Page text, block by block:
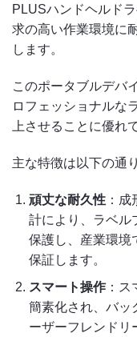
PLUSハンドヘルド
求の高い作業環境に
します。
このポータブルデバ
ロフェッショナルな
上させることに優れ
主な特徴は以下の通
頑丈な耐久性：成
計により、ラベル
保護し、産業環境
保証します。
スマート操作：ス
簡素化され、バッ
ーザーフレンドリ